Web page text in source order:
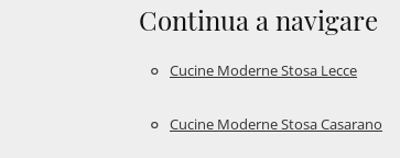
Continua a navigare
Cucine Moderne Stosa Lecce
Cucine Moderne Stosa Casarano